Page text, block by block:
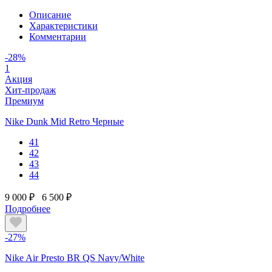
Описание
Характеристики
Комментарии
-28%
1
Акция
Хит-продаж
Премиум
Nike Dunk Mid Retro Черные
41
42
43
44
9 000 ₽
6 500 ₽
Подробнее
-27%
Nike Air Presto BR QS Navy/White